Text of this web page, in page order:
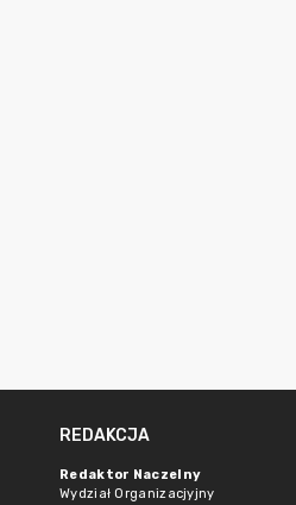
REDAKCJA
Redaktor Naczelny
Wydział Organizacjyjny